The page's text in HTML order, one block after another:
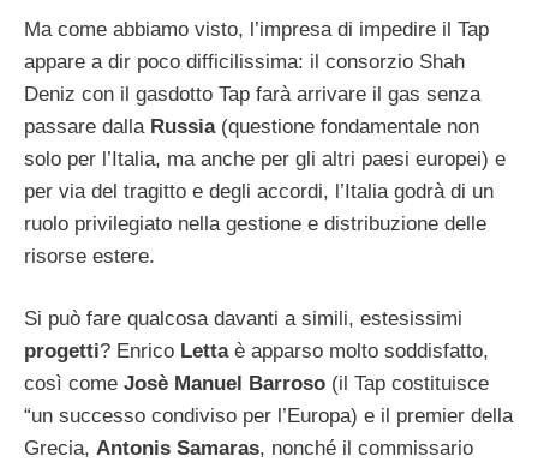
Ma come abbiamo visto, l’impresa di impedire il Tap
appare a dir poco difficilissima: il consorzio Shah
Deniz con il gasdotto Tap farà arrivare il gas senza
passare dalla Russia(questione fondamentale non
solo per l’Italia, ma anche per gli altri paesi europei) e
per via del tragitto e degli accordi, l’Italia godrà di un
ruolo privilegiato nella gestione e distribuzione delle
risorse estere.
Si può fare qualcosa davanti a simili, estesissimi
progetti? Enrico Lettaè apparso molto soddisfatto,
così come Josè Manuel Barroso (il Tap costituisce
“un successo condiviso per l’Europa) e il premier della
Grecia, Antonis Samaras, nonché il commissario